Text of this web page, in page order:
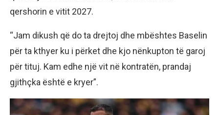
qershorin e vitit 2027.
“Jam dikush që do ta drejtoj dhe mbështes Baselin
për ta kthyer ku i përket dhe kjo nënkupton të garoj
për tituj. Kam edhe një vit në kontratën, prandaj
gjithçka është e kryer”.